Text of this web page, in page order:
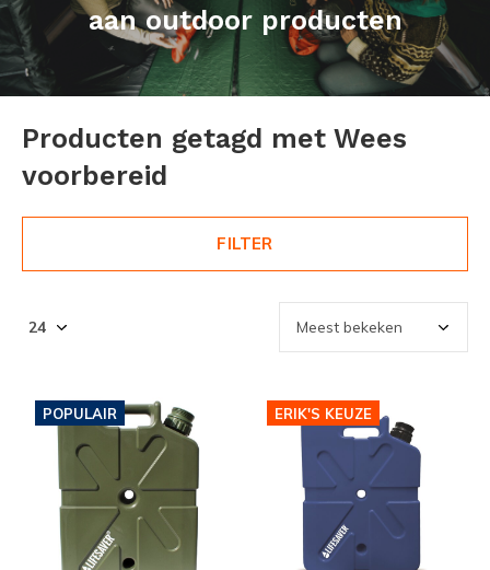
aan outdoor producten
Producten getagd met Wees
voorbereid
FILTER
POPULAIR ERIK'S KEUZE